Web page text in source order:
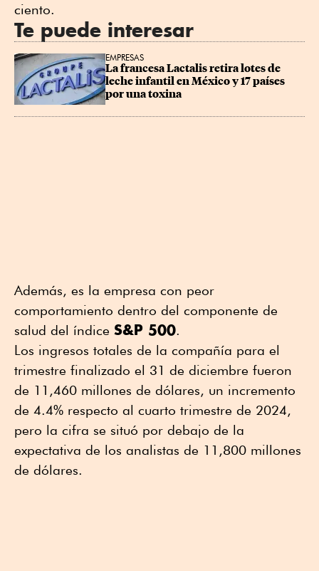
ciento.
Te puede interesar
EMPRESAS
La francesa Lactalis retira lotes de
leche infantil en México y 17 países
por una toxina
Además, es la empresa con peor
comportamiento dentro del componente de
salud del índice S&P 500.
Los ingresos totales de la compañía para el
trimestre finalizado el 31 de diciembre fueron
de 11,460 millones de dólares, un incremento
de 4.4% respecto al cuarto trimestre de 2024,
pero la cifra se situó por debajo de la
expectativa de los analistas de 11,800 millones
de dólares.